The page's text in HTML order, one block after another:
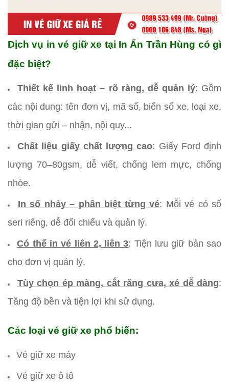
Dịch vụ in vé giữ xe tại In Ấn Trần Hùng có gì
đặc biệt?
Thiết kế linh hoạt – rõ ràng, dễ quản lý: Gồm
các nội dung: tên đơn vị, mã số, biển số xe, loại xe,
thời gian gửi – nhận, nội quy...
Chất liệu giấy chất lượng cao: Giấy Ford định
lượng 70–80gsm, dễ viết, chống lem mực, chống
nhòe.
In số nhảy – phân biệt từng vé: Mỗi vé có số
seri riêng, dễ đối chiếu và quản lý.
Có thể in vé liên 2, liên 3: Tiện lưu giữ bản sao
cho đơn vị quản lý.
Tùy chọn ép màng, cắt răng cưa, xé dễ dàng:
Tăng độ bền và tiện lợi khi sử dụng.
Các loại vé giữ xe phổ biến:
Vé giữ xe máy
Vé giữ xe ô tô